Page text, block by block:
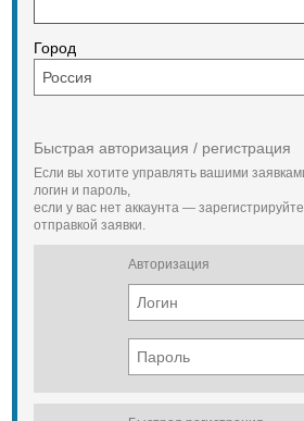
Город
Быстрая авторизация / регистрация
Если вы хотите управлять вашими
логин и пароль,
если у вас нет аккаунта —
отправкой заявки.
Авторизация